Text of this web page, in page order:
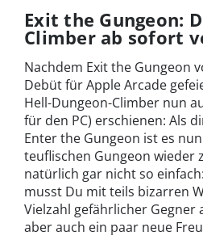
Exit the Gungeon:
Climber ab sofort
Nachdem Exit the Gungeon
Debüt für Apple Arcade
Hell-Dungeon-Climber nun
für den PC) erschienen: Als
Enter the Gungeon ist es
teuflischen Gungeon wieder
natürlich gar nicht so
musst Du mit teils bizarren
Vielzahl gefährlicher Gegner
aber auch ein paar neue